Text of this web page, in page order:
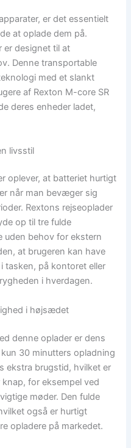
er det essentielt
at oplade dem på.
er designet til at
Denne transportable
med et slankt
af Rexton M-core SR
deres enheder ladet,
livsstil
oplever, at batteriet hurtigt
når man bevæger sig
Rextons rejseoplader
op til tre fulde
uden behov for ekstern
at brugeren kan have
tasken, på kontoret eller
i hverdagen.
i højsædet
denne oplader er dens
30 minutters opladning
ekstra brugstid, hvilket er
for eksempel ved
møder. Den fulde
også er hurtigt
opladere på markedet.